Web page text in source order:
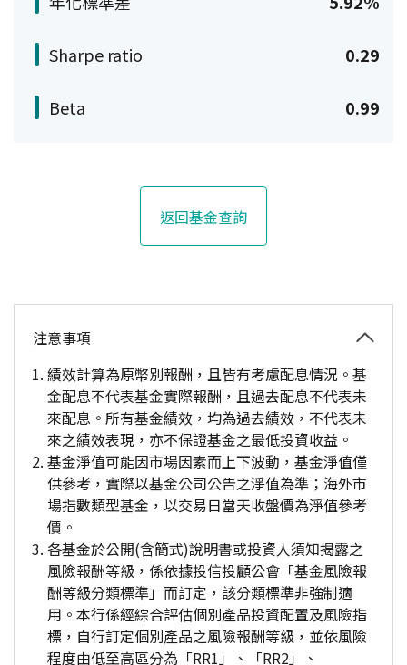
Sharpe ratio 0.29
Beta 0.99
返回基金查詢
注意事項
績效計算為原幣別報酬，且皆有考慮配息情況。基
金配息不代表基金實際報酬，且過去配息不代表未
來配息。所有基金績效，均為過去績效，不代表未
來之績效表現，亦不保證基金之最低投資收益。
基金淨值可能因市場因素而上下波動，基金淨值僅
供參考，實際以基金公司公告之淨值為準；海外市
場指數類型基金，以交易日當天收盤價為淨值參考
價。
各基金於公開(含簡式)說明書或投資人須知揭露之
風險報酬等級，係依據投信投顧公會「基金風險報
酬等級分類標準」而訂定，該分類標準非強制適
用。本行係經綜合評估個別產品投資配置及風險指
標，自行訂定個別產品之風險報酬等級，並依風險
程度由低至高區分為「RR1」、「RR2」、